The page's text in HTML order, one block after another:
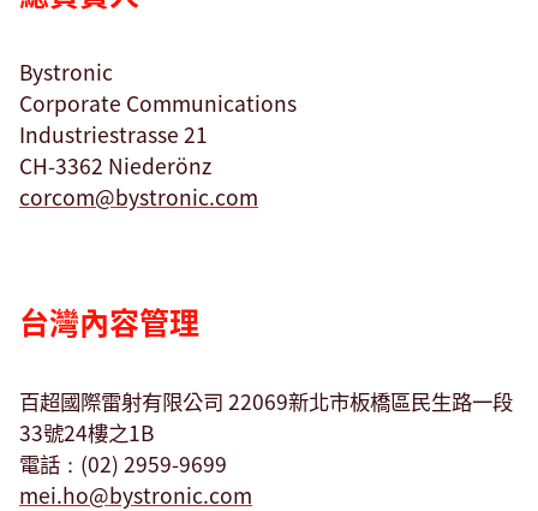
企業
搜尋
印度尼西亞 · Taiwanese
Bystronic
Corporate Communications
Industriestrasse 21
CH-3362 Niederönz
corcom@bystronic.com
台灣內容管理
百超國際雷射有限公司 22069新北市板橋區民生路一段
33號24樓之1B
電話：(02) 2959-9699
mei.ho@bystronic.com